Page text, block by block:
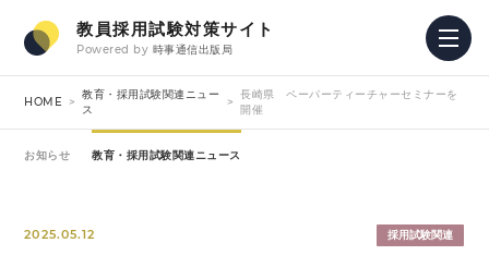
教員採用試験対策サイト
Powered by 時事通信出版局
HOME
教育・採用試験関連ニュー
ス
長崎県 ペーパーティーチャーセミナーを
開催
お知らせ 教育・採用試験関連ニュース
2025.05.12 採用試験関連